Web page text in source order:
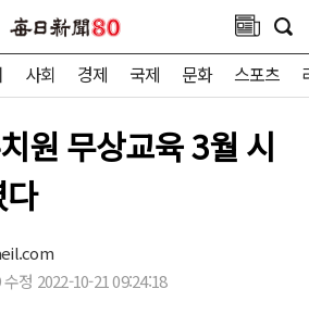
사회 경제 국제 문화 스포츠
원 무상교육 3월 시
정 2022-10-21 09:24:18